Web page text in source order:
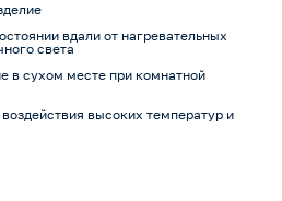
вдали от нагревательных
света
в сухом месте при комнатной
высоких температур и